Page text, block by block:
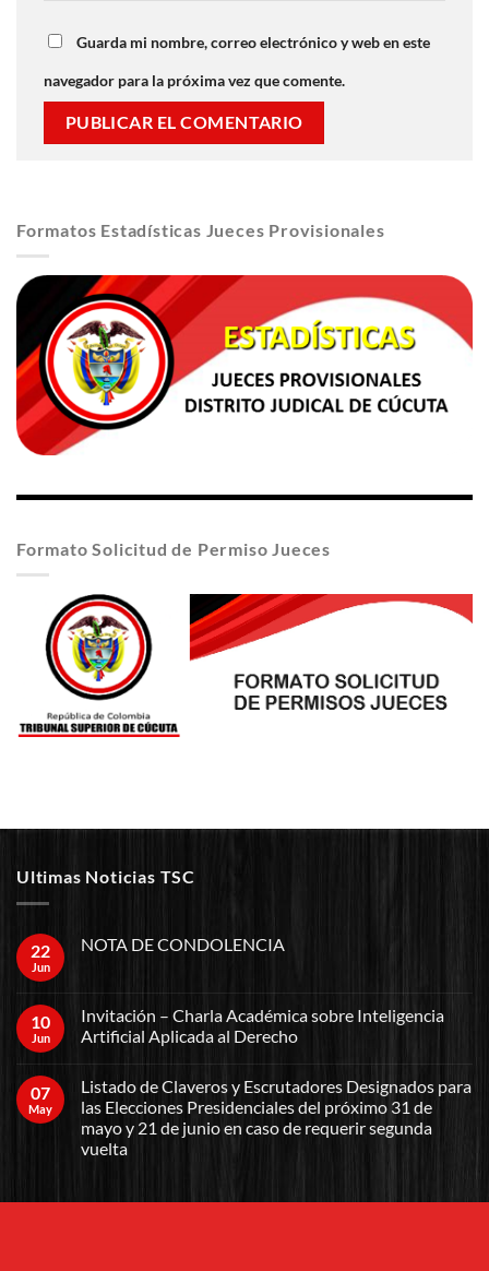
Guarda mi nombre, correo electrónico y web en este
navegador para la próxima vez que comente.
Formatos Estadísticas Jueces Provisionales
Formato Solicitud de Permiso Jueces
Ultimas Noticias TSC
22
Jun
NOTA DE CONDOLENCIA
10
Jun
Invitación – Charla Académica sobre Inteligencia
Artificial Aplicada al Derecho
07
May
Listado de Claveros y Escrutadores Designados para
las Elecciones Presidenciales del próximo 31 de
mayo y 21 de junio en caso de requerir segunda
vuelta